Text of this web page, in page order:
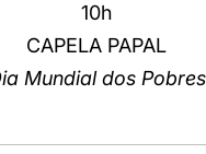
10h
CAPELA PAPAL
Mundial dos Pobres